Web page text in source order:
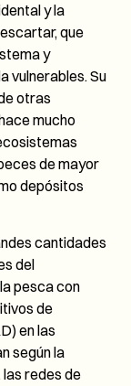
y la
que
y
vulnerables. Su
otras
mucho
de mayor
depósitos
cantidades
del
pesca con
de
en las
según la
redes de